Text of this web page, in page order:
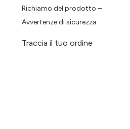
Richiamo del prodotto –
Avvertenze di sicurezza
Traccia il tuo ordine